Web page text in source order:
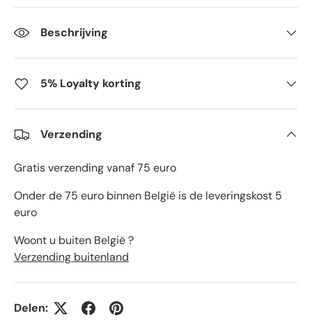
Beschrijving
5% Loyalty korting
Verzending
Gratis verzending vanaf 75 euro
Onder de 75 euro binnen België is de leveringskost 5
euro
Woont u buiten België ?
Verzending buitenland
Delen: